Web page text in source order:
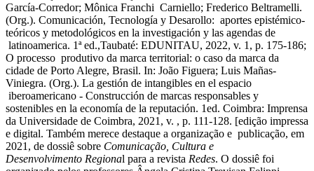
García-Corredor; Mônica Franchi Carniello; Frederico Beltramelli.
(Org.). Comunicación, Tecnología y Desarollo: aportes epistémico-
teóricos y metodológicos en la investigación y las agendas de
latinoamerica. 1ª ed.,Taubaté: EDUNITAU, 2022, v. 1, p. 175-186;
O processo produtivo da marca territorial: o caso da marca da
cidade de Porto Alegre, Brasil. In: João Figuera; Luis Mañas-
Viniegra. (Org.). La gestión de intangibles en el espacio
iberoamericano - Construcción de marcas responsables y
sostenibles en la economía de la reputación. 1ed. Coimbra: Imprensa
da Universidade de Coimbra, 2021, v. , p. 111-128. [edição impressa
e digital. Também merece destaque a organização e publicação, em
2021, de dossiê sobre Comunicação, Cultura e
Desenvolvimento Regional para a revista Redes. O dossiê foi